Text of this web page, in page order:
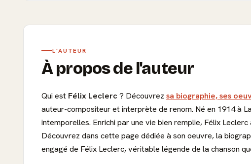
L'AUTEUR
À propos de l'auteur
Qui est Félix Leclerc ? Découvrez sa biographie, ses
auteur-compositeur et interprète de renom. Né en 1914 à
intemporelles. Enrichi par une vie bien remplie, Félix
Découvrez dans cette page dédiée à son oeuvre, la
engagé de Félix Leclerc, véritable légende de la chanson